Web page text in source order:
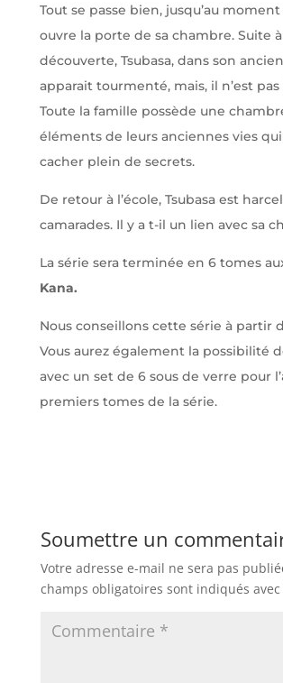
Tout se passe bien, jusqu’au
ouvre la porte de sa chambre. Suite
découverte, Tsubasa, dans son
apparait tourmenté, mais, il n’est pas
Toute la famille possède une
éléments de leurs anciennes vies
cacher plein de secrets.
De retour à l’école, Tsubasa est
camarades. Il y a t-il un lien avec sa
La série sera terminée en 6 tomes
Kana.
Nous conseillons cette série à partir
Vous aurez également la possibilité
avec un set de 6 sous de verre pour
premiers tomes de la série.
Soumettre un
Votre adresse e-mail ne sera pas
champs obligatoires sont indiqués avec